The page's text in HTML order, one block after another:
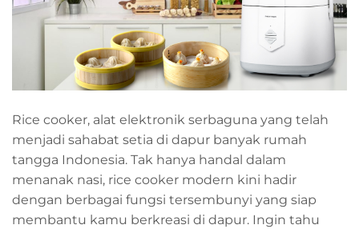
Rice cooker, alat elektronik serbaguna yang telah
menjadi sahabat setia di dapur banyak rumah
tangga Indonesia. Tak hanya handal dalam
menanak nasi, rice cooker modern kini hadir
dengan berbagai fungsi tersembunyi yang siap
membantu kamu berkreasi di dapur. Ingin tahu